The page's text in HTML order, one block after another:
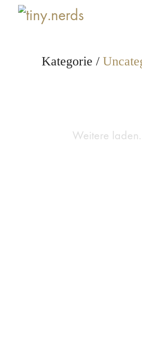
Kategorie /
Weitere